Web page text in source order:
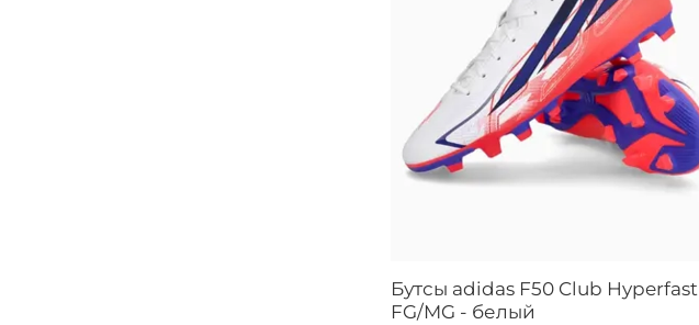
Бутсы adidas F50 Club Hyperfast
FG/MG - белый